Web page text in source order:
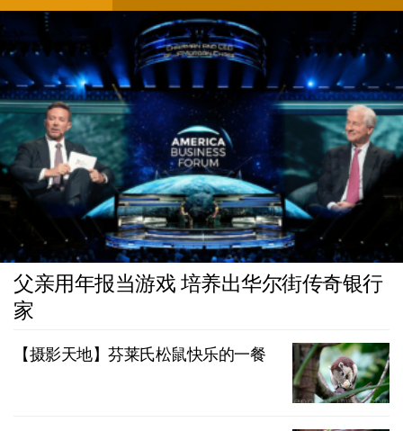
父亲用年报当游戏 培养出华尔街传奇银行
家
【摄影天地】芬莱氏松鼠快乐的一餐